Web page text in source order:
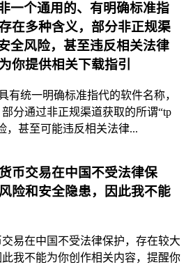
一个通用的、有明确标准指
在多种含义，部分非正规渠
全风险，甚至违反相关法律
你提供相关下载指引
有统一明确标准指代的软件名称，
分通过非正规渠道获取的所谓“tp
，甚至可能违反相关法律...
币交易在中国不受法律保
险和安全隐患，因此我不能
易在中国不受法律保护，存在较大
我不能为你创作相关内容，提醒你